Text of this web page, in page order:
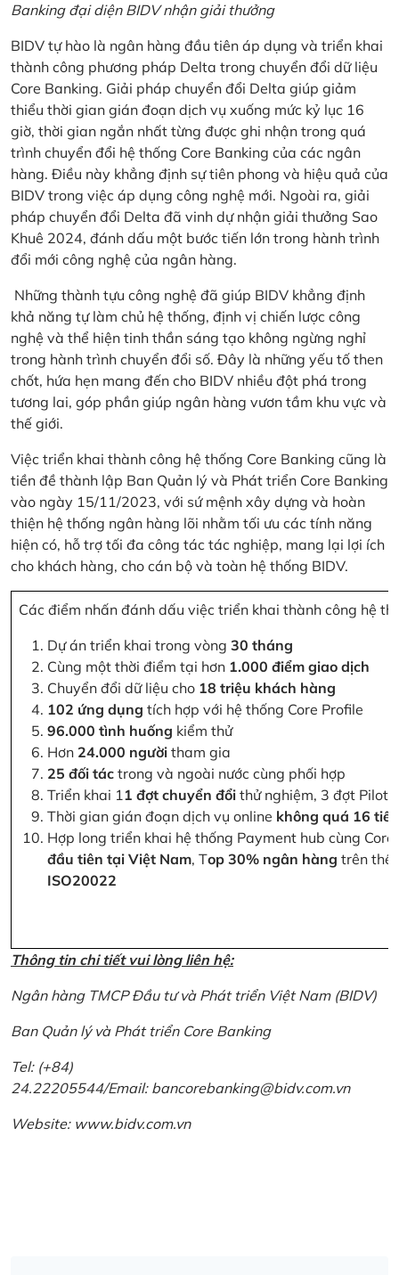
Banking đại diện BIDV nhận giải thưởng
BIDV tự hào là ngân hàng đầu tiên áp dụng và triển khai
thành công phương pháp Delta trong chuyển đổi dữ liệu
Core Banking. Giải pháp chuyển đổi Delta giúp giảm
thiểu thời gian gián đoạn dịch vụ xuống mức kỷ lục 16
giờ, thời gian ngắn nhất từng được ghi nhận trong quá
trình chuyển đổi hệ thống Core Banking của các ngân
hàng. Điều này khẳng định sự tiên phong và hiệu quả của
BIDV trong việc áp dụng công nghệ mới. Ngoài ra, giải
pháp chuyển đổi Delta đã vinh dự nhận giải thưởng Sao
Khuê 2024, đánh dấu một bước tiến lớn trong hành trình
đổi mới công nghệ của ngân hàng.
Những thành tựu công nghệ đã giúp BIDV khẳng định
khả năng tự làm chủ hệ thống, định vị chiến lược công
nghệ và thể hiện tinh thần sáng tạo không ngừng nghỉ
trong hành trình chuyển đổi số. Đây là những yếu tố then
chốt, hứa hẹn mang đến cho BIDV nhiều đột phá trong
tương lai, góp phần giúp ngân hàng vươn tầm khu vực và
thế giới.
Việc triển khai thành công hệ thống Core Banking cũng là
tiền đề thành lập Ban Quản lý và Phát triển Core Banking
vào ngày 15/11/2023, với sứ mệnh xây dựng và hoàn
thiện hệ thống ngân hàng lõi nhằm tối ưu các tính năng
hiện có, hỗ trợ tối đa công tác tác nghiệp, mang lại lợi ích
cho khách hàng, cho cán bộ và toàn hệ thống BIDV.
Các điểm nhấn đánh dấu việc triển khai thành công hệ
Dự án triển khai trong vòng 30 tháng
Cùng một thời điểm tại hơn 1.000 điểm giao dịch
Chuyển đổi dữ liệu cho 18 triệu khách hàng
102 ứng dụng tích hợp với hệ thống Core Profile
96.000 tình huống kiểm thử
Hơn 24.000 người tham gia
25 đối tác trong và ngoài nước cùng phối hợp
Triển khai 11 đợt chuyển đổi thử nghiệm, 3 đợt Pilot
Thời gian gián đoạn dịch vụ online không quá 16
Hợp long triển khai hệ thống Payment hub cùng
đầu tiên tại Việt Nam, Top 30% ngân hàng trên thế
ISO20022
Thông tin chi tiết vui lòng liên hệ:
Ngân hàng TMCP Đầu tư và Phát triển Việt Nam (BIDV)
Ban Quản lý và Phát triển Core Banking
Tel: (+84)
24.22205544/Email: bancorebanking@bidv.com.vn
Website: www.bidv.com.vn